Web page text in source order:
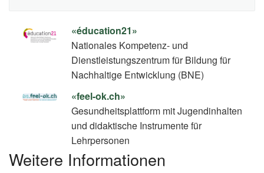
«éducation21»
Nationales Kompetenz- und
Dienstleistungszentrum für Bildung für
Nachhaltige Entwicklung (BNE)
«feel-ok.ch»
Gesundheitsplattform mit Jugendinhalten
und didaktische Instrumente für
Lehrpersonen
Weitere Informationen